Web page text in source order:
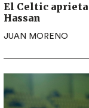
El Celtic aprieta
Hassan
JUAN MORENO